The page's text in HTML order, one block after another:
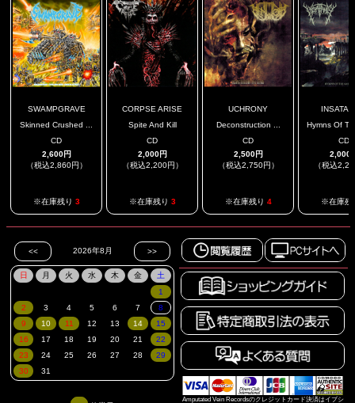
SWAMPGRAVE
Skinned Crushed ...
CD
2,600円
（税込2,860円）
※在庫残り 3
CORPSE ARISE
Spite And Kill
CD
2,000円
（税込2,200円）
※在庫残り 3
UCHRONY
Deconstruction ...
CD
2,500円
（税込2,750円）
※在庫残り 4
Hymns Of
CD
2,000
（税込
※在庫残
Amputated Vein Recordsのクレジットカード決済はイプシ